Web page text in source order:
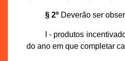
§ 2ºDeverão ser
I - produtos
do ano em que completar